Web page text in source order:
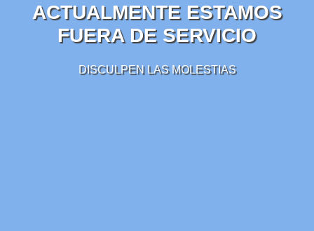
ACTUALMENTE ESTAMOS
FUERA DE SERVICIO
DISCULPEN LAS MOLESTIAS